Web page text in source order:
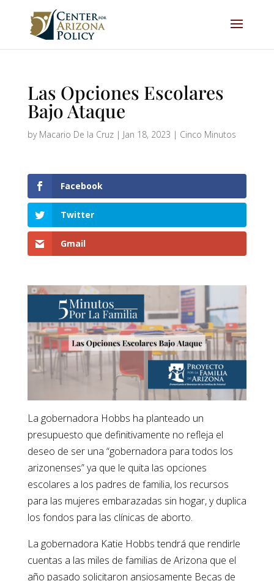
Las Opciones Escolares
Bajo Ataque
by Macario De la Cruz| Jan 18, 2023 | Cinco Minutos
Facebook
Twitter
Gmail
La gobernadora Hobbs ha planteado un
presupuesto que definitivamente no refleja el
deseo de ser una “gobernadora para todos los
arizonenses” ya que le quita las opciones
escolares a los padres de familia, los recursos
para las mujeres embarazadas sin hogar, y duplica
los fondos para las clínicas de aborto.
La gobernadora Katie Hobbs tendrá que rendirle
cuentas a las miles de familias de Arizona que el
año pasado solicitaron ansiosamente Becas de